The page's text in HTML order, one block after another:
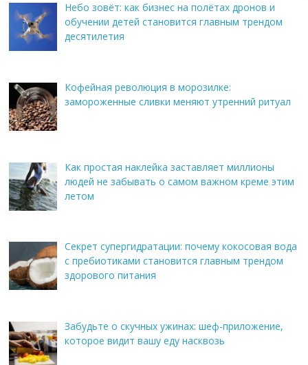
Небо зовёт: как бизнес на полётах дронов и
обучении детей становится главным трендом
десятилетия
Кофейная революция в морозилке:
замороженные сливки меняют утренний ритуал
Как простая наклейка заставляет миллионы
людей не забывать о самом важном креме этим
летом
Секрет супергидратации: почему кокосовая вода
с пребиотиками становится главным трендом
здорового питания
Забудьте о скучных ужинах: шеф-приложение,
которое видит вашу еду насквозь